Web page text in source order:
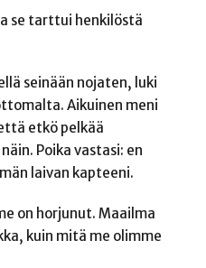
se tarttui henkilöstä
seinään nojaten, luki
Aikuinen meni
etkö pelkää
Poika vastasi: en
laivan kapteeni.
on horjunut. Maailma
kuin mitä me olimme